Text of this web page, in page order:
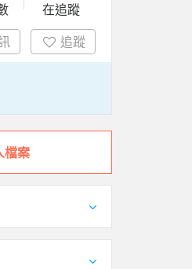
在追蹤
追蹤
檔案